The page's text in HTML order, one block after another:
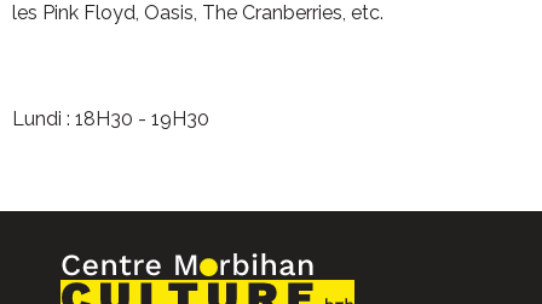
les Pink Floyd, Oasis, The Cranberries, etc.
Lundi : 18H30 - 19H30